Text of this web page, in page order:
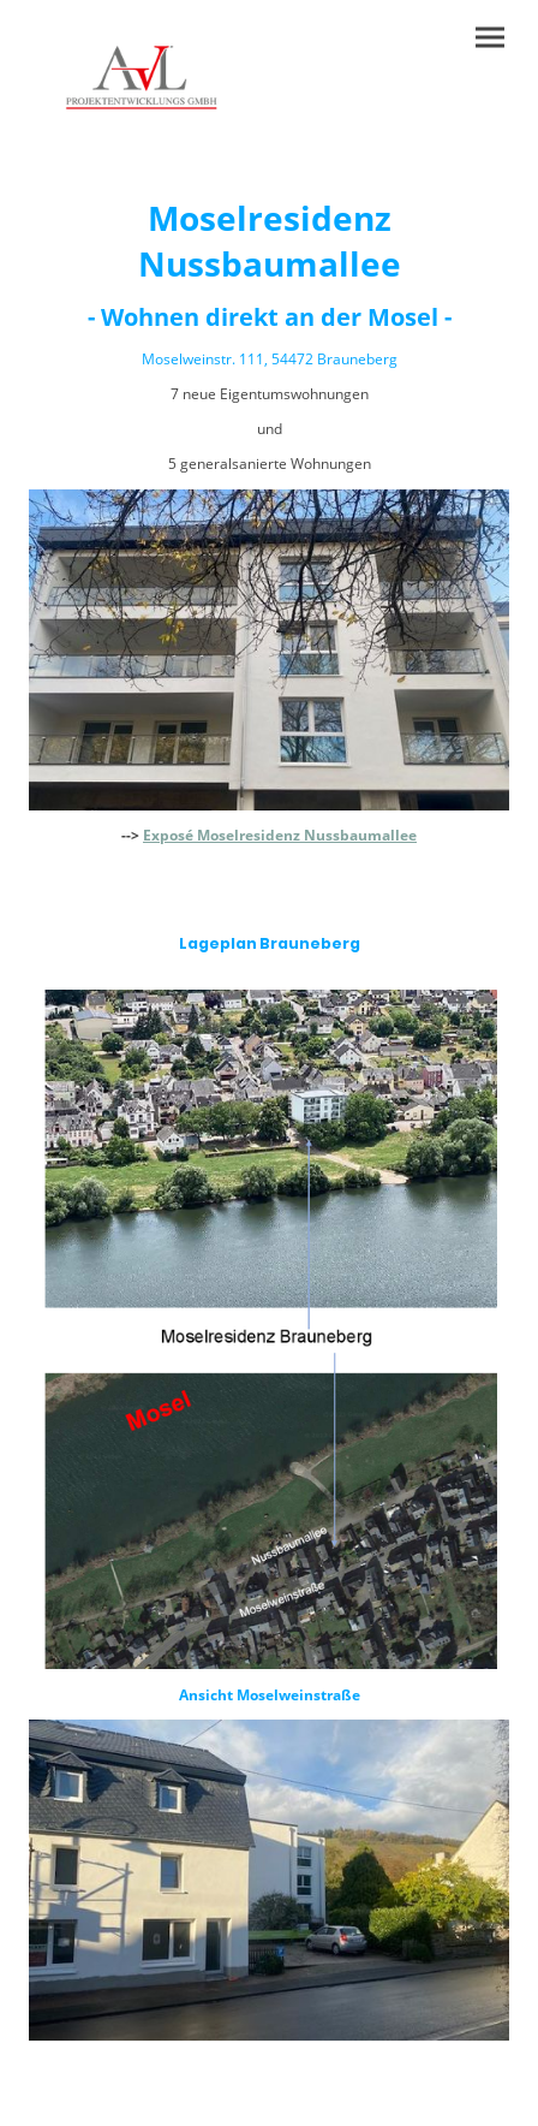
Moselresidenz
Nussbaumallee
- Wohnen direkt an der Mosel -
Moselweinstr. 111, 54472 Brauneberg
7 neue Eigentumswohnungen
und
5 generalsanierte Wohnungen
--> Exposé Moselresidenz Nussbaumallee
Lageplan Brauneberg
Ansicht Moselweinstraße